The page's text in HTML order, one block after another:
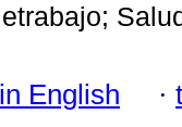
English ·